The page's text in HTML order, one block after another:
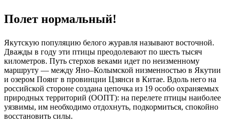
Полет нормальный!
Якутскую популяцию белого журавля называют восточной.
Дважды в году эти птицы преодолевают по шесть тысяч
километров. Путь стерхов веками идет по неизменному
маршруту — между Яно–Колымской низменностью в Якутии
и озером Поянг в провинции Цзянси в Китае. Вдоль него на
российской стороне создана цепочка из 19 особо охраняемых
природных территорий (ООПТ): на перелете птицы наиболее
уязвимы, им необходимо отдохнуть, подкормиться, спокойно
восстановить силы.